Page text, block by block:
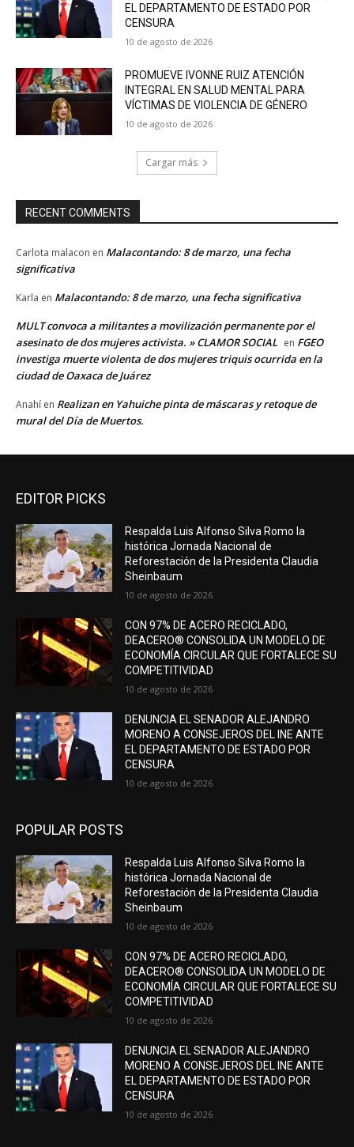
EL DEPARTAMENTO DE ESTADO POR
CENSURA
10 de agosto de 2026
PROMUEVE IVONNE RUIZ ATENCIÓN
INTEGRAL EN SALUD MENTAL PARA
VÍCTIMAS DE VIOLENCIA DE GÉNERO
10 de agosto de 2026
Cargar más
RECENT COMMENTS
Carlota malacon en Malacontando: 8 de marzo, una fecha
significativa
Karla en Malacontando: 8 de marzo, una fecha significativa
MULT convoca a militantes a movilización permanente por el
asesinato de dos mujeres activista. » CLAMOR SOCIAL en FGEO
investiga muerte violenta de dos mujeres triquis ocurrida en la
ciudad de Oaxaca de Juárez
Anahí en Realizan en Yahuiche pinta de máscaras y retoque de
mural del Día de Muertos.
EDITOR PICKS
Respalda Luis Alfonso Silva Romo la
histórica Jornada Nacional de
Reforestación de la Presidenta Claudia
Sheinbaum
10 de agosto de 2026
CON 97% DE ACERO RECICLADO,
DEACERO® CONSOLIDA UN MODELO DE
ECONOMÍA CIRCULAR QUE FORTALECE SU
COMPETITIVIDAD
10 de agosto de 2026
DENUNCIA EL SENADOR ALEJANDRO
MORENO A CONSEJEROS DEL INE ANTE
EL DEPARTAMENTO DE ESTADO POR
CENSURA
10 de agosto de 2026
POPULAR POSTS
Respalda Luis Alfonso Silva Romo la
histórica Jornada Nacional de
Reforestación de la Presidenta Claudia
Sheinbaum
10 de agosto de 2026
CON 97% DE ACERO RECICLADO,
DEACERO® CONSOLIDA UN MODELO DE
ECONOMÍA CIRCULAR QUE FORTALECE SU
COMPETITIVIDAD
10 de agosto de 2026
DENUNCIA EL SENADOR ALEJANDRO
MORENO A CONSEJEROS DEL INE ANTE
EL DEPARTAMENTO DE ESTADO POR
CENSURA
10 de agosto de 2026